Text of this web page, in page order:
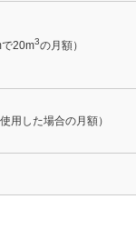
で20m3の月額）
用した場合の月額）